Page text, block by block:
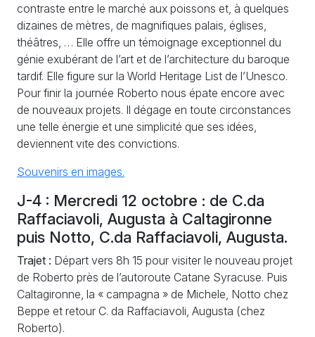
contraste entre le marché aux poissons et, à quelques
dizaines de mètres, de magnifiques palais, églises,
théâtres, … Elle offre un témoignage exceptionnel du
génie exubérant de l’art et de l’architecture du baroque
tardif. Elle figure sur la World Heritage List de l’Unesco.
Pour finir la journée Roberto nous épate encore avec
de nouveaux projets. Il dégage en toute circonstances
une telle énergie et une simplicité que ses idées,
deviennent vite des convictions.
Souvenirs en images.
J-4 : Mercredi 12 octobre : de C.da
Raffaciavoli, Augusta à Caltagironne
puis Notto, C.da Raffaciavoli, Augusta.
Trajet : Départ vers 8h 15 pour visiter le nouveau projet
de Roberto près de l’autoroute Catane Syracuse. Puis
Caltagironne, la « campagna » de Michele, Notto chez
Beppe et retour C. da Raffaciavoli, Augusta (chez
Roberto).